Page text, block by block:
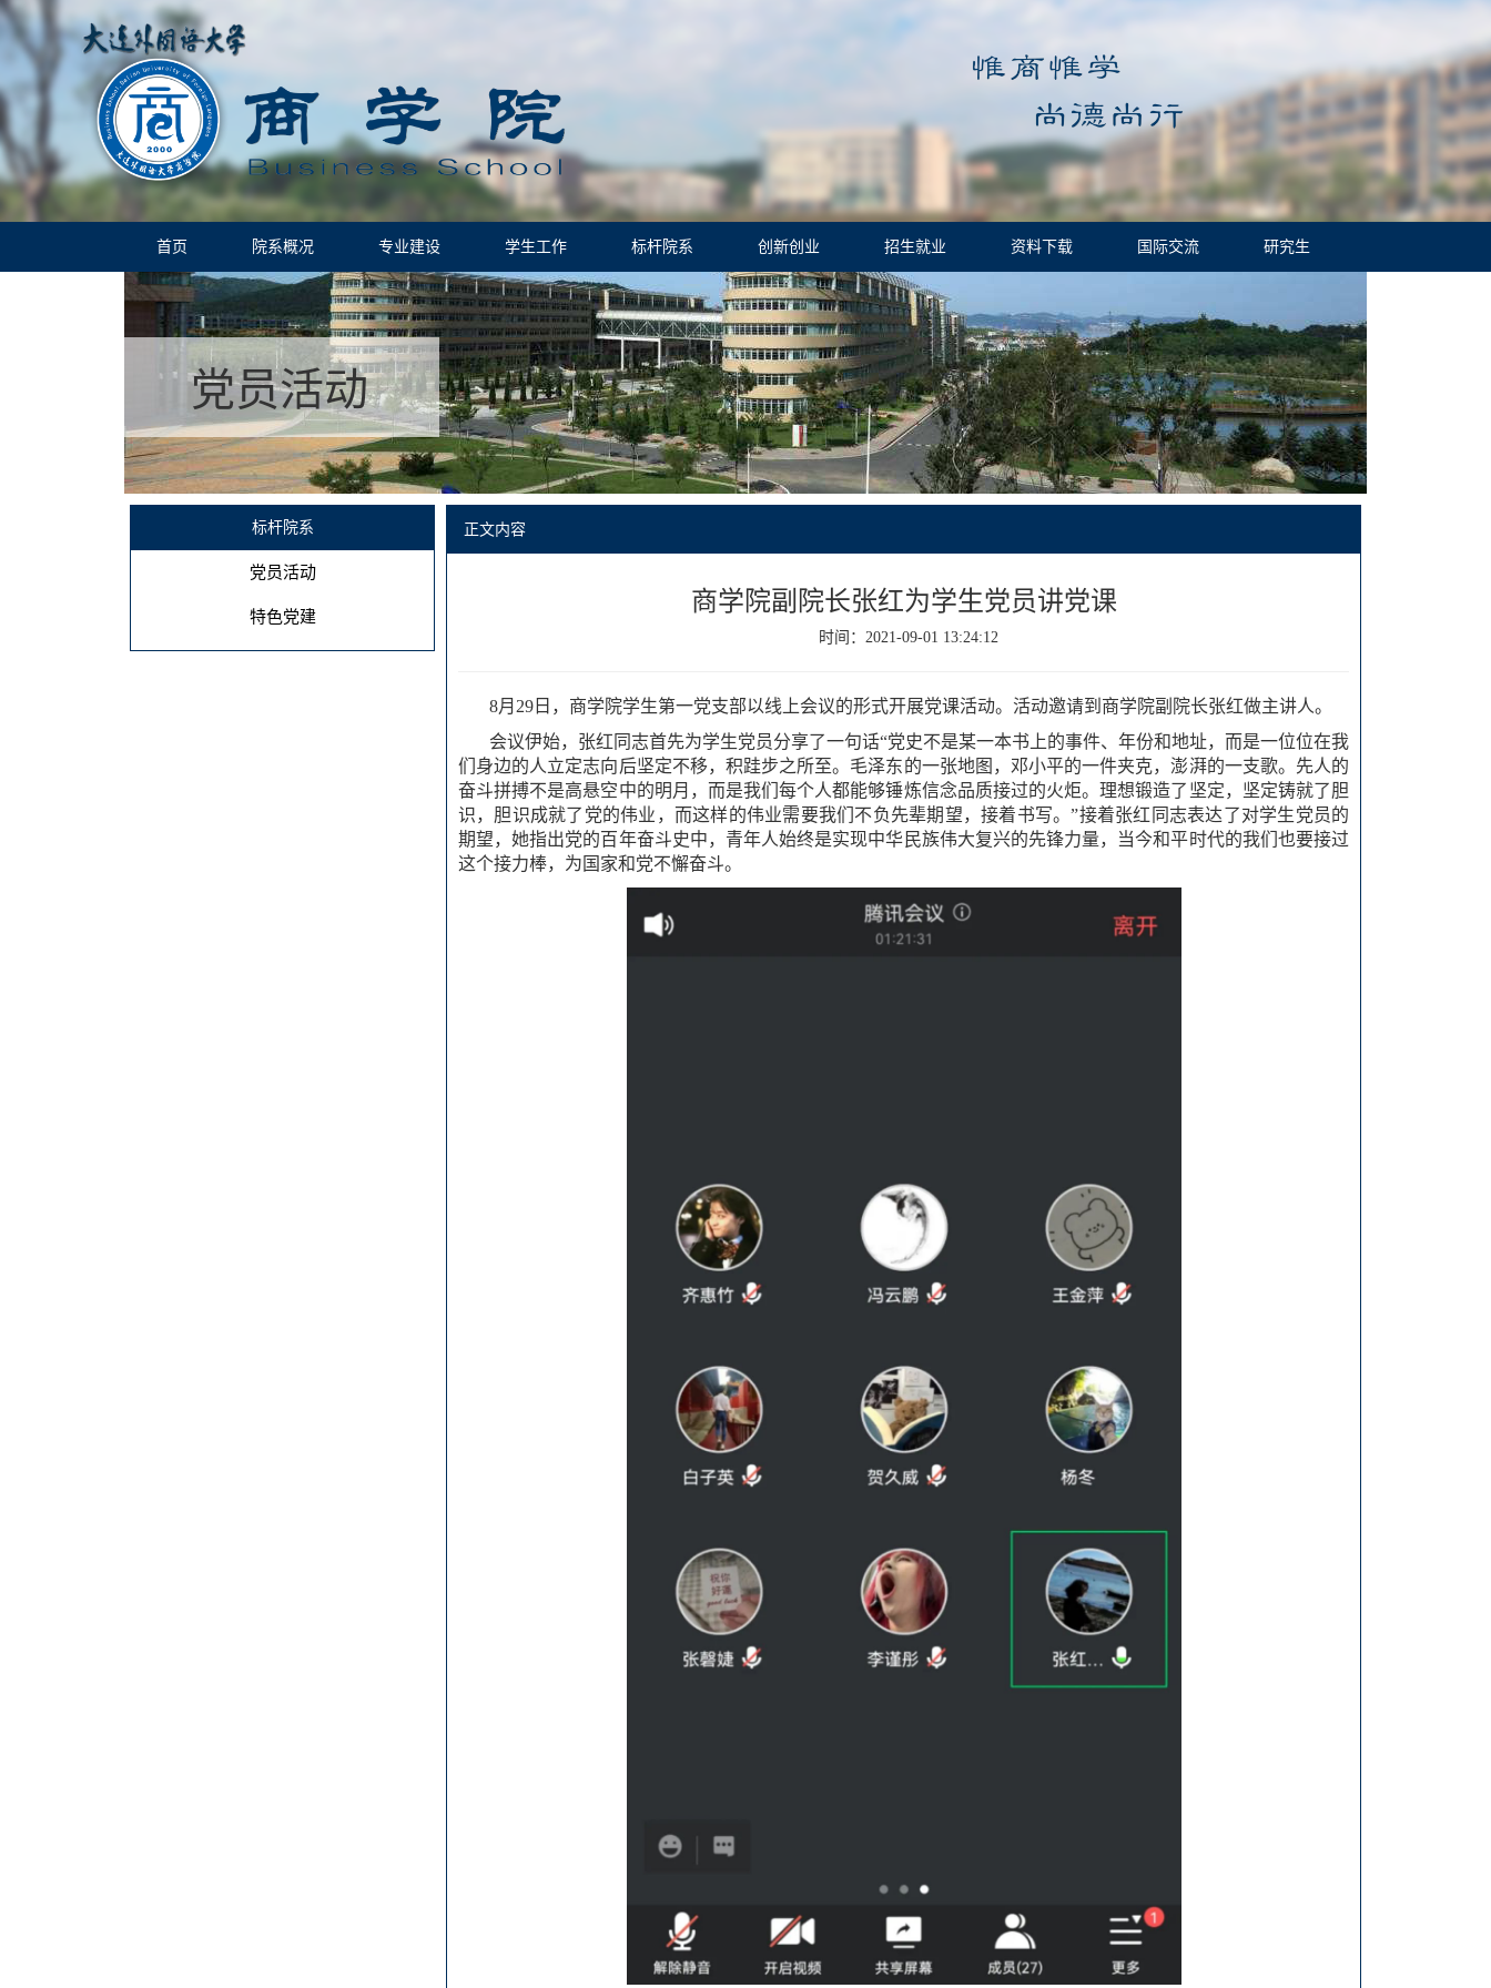
首页 院系概况 专业建设 学生工作 标杆院系 创新创业 招生就业 资料下载 国际交流 研究生
党员活动
标杆院系
党员活动
特色党建
正文内容
商学院副院长张红为学生党员讲党课
时间：2021-09-01 13:24:12
8月29日，商学院学生第一党支部以线上会议的形式开展党课活动。活动邀请到商学院副院长张红做主讲人。
会议伊始，张红同志首先为学生党员分享了一句话“党史不是某一本书上的事件、年份和地址，而是一位位在我
们身边的人立定志向后坚定不移，积跬步之所至。毛泽东的一张地图，邓小平的一件夹克，澎湃的一支歌。先人的
奋斗拼搏不是高悬空中的明月，而是我们每个人都能够锤炼信念品质接过的火炬。理想锻造了坚定，坚定铸就了胆
识，胆识成就了党的伟业，而这样的伟业需要我们不负先辈期望，接着书写。”接着张红同志表达了对学生党员的
期望，她指出党的百年奋斗史中，青年人始终是实现中华民族伟大复兴的先锋力量，当今和平时代的我们也要接过
这个接力棒，为国家和党不懈奋斗。